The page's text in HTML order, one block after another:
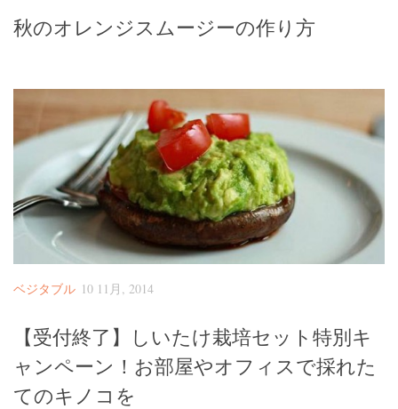
秋のオレンジスムージーの作り方
ベジタブル 10 11月, 2014
【受付終了】しいたけ栽培セット特別キ
ャンペーン！お部屋やオフィスで採れた
てのキノコを